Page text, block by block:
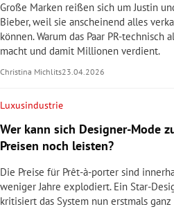
Untermenü
Untermenü
Untermenü
Untermenü
Untermenü
Große Marken reißen sich um Justin
Bieber, weil sie anscheinend alles
können. Warum das Paar PR-technisch
macht und damit Millionen verdient.
Christina Michlits23.04.2026
Luxusindustrie
Wer kann sich Designer-Mode
Preisen noch leisten?
Die Preise für Prêt-à-porter sind
weniger Jahre explodiert. Ein Star-
kritisiert das System nun erstmals